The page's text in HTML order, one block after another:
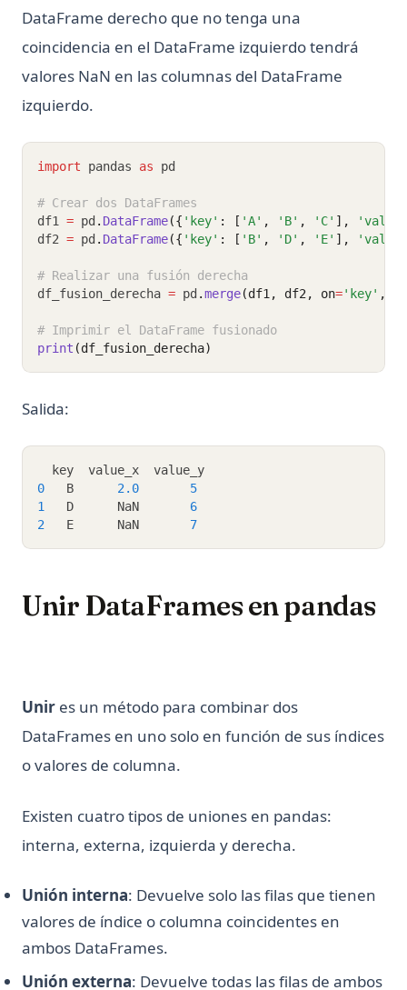
aprendizaje automático?
¿Qué es el análisis sintáctico en Python – Explicado!
¿Qué es el operador No Igual en Python?
¿Qué es una expresión en Python?
DataFrame derecho que no tenga una
coincidencia en el DataFrame izquierdo tendrá
valores NaN en las columnas del DataFrame
izquierdo.
import pandas as pd
# Crear dos DataFrames
df1 = pd . DataFrame({ 'key' : [ 'A' , 'B' , 'C' ],
'value'
df2 = pd . DataFrame({ 'key' : [ 'B' , 'D' , 'E' ], 'value'
# Realizar una fusión derecha
df_fusion_derecha = pd .merge(df1, df2, on='key' ,
# Imprimir el DataFrame fusionado
print (df_fusion_derecha)
Salida:
  key  value_x  value_y
0
   B
2.0
5
1
   D      NaN
6
2
   E      NaN
7
Unir DataFrames en pandas
Unir es un método para combinar dos
DataFrames en uno solo en función de sus índices
o valores de columna.
Existen cuatro tipos de uniones en pandas:
interna, externa, izquierda y derecha.
Unión interna: Devuelve solo las filas que tienen
valores de índice o columna coincidentes en
ambos DataFrames.
Unión externa: Devuelve todas las filas de ambos